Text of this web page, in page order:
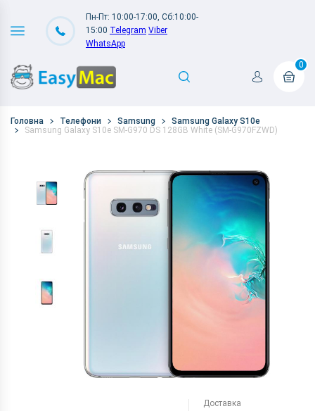
Пн-Пт: 10:00-17:00, Сб:10:00-
15:00 Telegram Viber
WhatsApp
0
Головна Телефони Samsung
Samsung Galaxy S10e
Samsung Galaxy S10e SM-G970 DS 128GB White (SM-G970FZWD)
Доставка